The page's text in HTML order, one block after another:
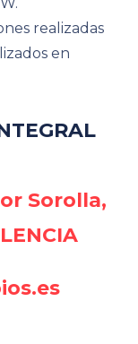
realizadas
en
Sorolla,